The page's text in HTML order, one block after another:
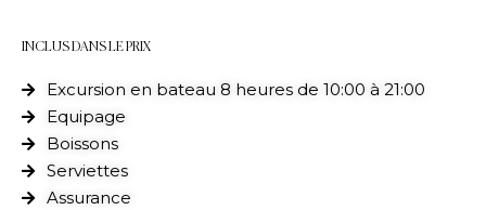
INCLUS DANS LE PRIX
Excursion en bateau 8 heures de 10:00 à 21:00
Equipage
Boissons
Serviettes
Assurance